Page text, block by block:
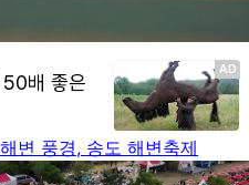
변 풍경, 송도 해변축제